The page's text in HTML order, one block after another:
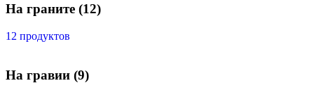
На граните (12)
12 продуктов
На гравии (9)